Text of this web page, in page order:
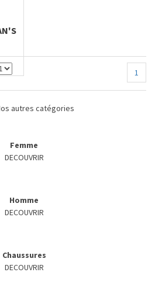
1
autres catégories
Femme
DECOUVRIR
Homme
DECOUVRIR
Chaussures
DECOUVRIR